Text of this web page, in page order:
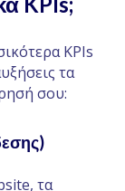
KPIs
τα
σου:
τα